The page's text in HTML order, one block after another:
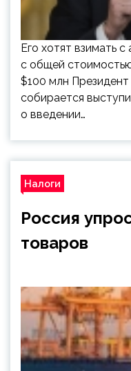
Его хотят взимать
с общей
$100 млн
собирается
о введении…
Налоги
Россия
товаров